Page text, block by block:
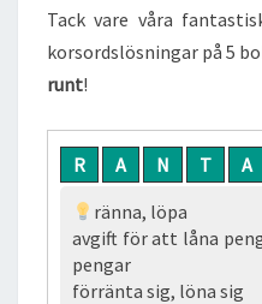
Tack vare våra
korsordslösningar på 5
runt!
R A N T A
ränna, löpa
avgift för att låna
pengar
förränta sig, löna sig